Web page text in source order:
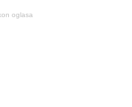
oglasa